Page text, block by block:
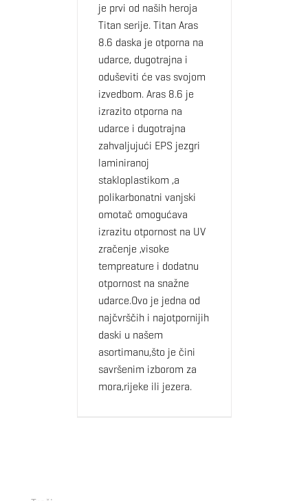
je prvi od naših heroja
Titan serije. Titan Aras
8.6 daska je otporna na
udarce, dugotrajna i
oduševiti će vas svojom
izvedbom. Aras 8.6 je
izrazito otporna na
udarce i dugotrajna
zahvaljujući EPS jezgri
laminiranoj
stakloplastikom ,a
polikarbonatni vanjski
omotač omogućava
izrazitu otpornost na UV
zračenje ,visoke
tempreature i dodatnu
otpornost na snažne
udarce.Ovo je jedna od
najčvrščih i najotpornijih
daski u našem
asortimanu,što je čini
savršenim izborom za
mora,rijeke ili jezera.